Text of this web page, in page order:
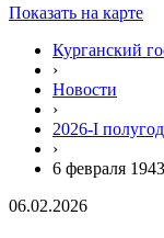
Показать на карте
Курганский
›
Новости
›
2026-I
›
6 февраля
06.02.2026